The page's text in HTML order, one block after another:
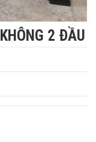
2 ĐẦU